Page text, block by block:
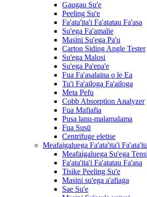
Gaugau Su'e
Peeling Su'e
Fa'ata'ita'i Fa'atatau Fa'asa
Su'ega Fa'amalie
Masini Su'ega Pa'u
Carton Siding Angle Tester
Su'ega Malosi
Su'ega Pa'epa'e
Fua Fa'asalaina o le Ea
Tu'i Fa'ailoga Fa'ailoga
Meta Pefu
Cobb Absorption Analyzer
Fua Mafiafia
Pusa lanu-malamalama
Fua Susū
Centrifuge eletise
Meafaigaluega Fa'ata'ita'i
Meafaigaluega Su'ega
Fa'ata'ita'i Fa'atatau Fa'asa
Tisike Peeling Su'e
Masini su'ega a'afiaga
Sae Su'e